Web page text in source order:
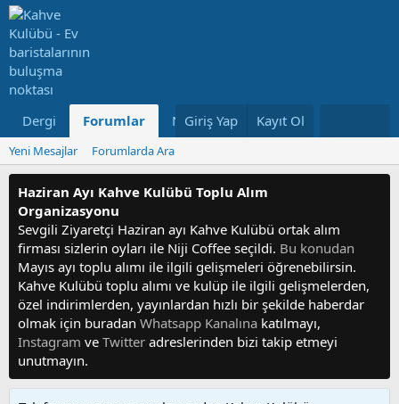
Dergi Forumlar Neler Yeni Kullanıcılar
Giriş Yap Kayıt Ol
Yeni Mesajlar Forumlarda Ara
Haziran Ayı Kahve Kulübü Toplu Alım
Organizasyonu
Sevgili Ziyaretçi Haziran ayı Kahve Kulübü ortak alım
firması sizlerin oyları ile Niji Coffee seçildi. Bu konudan
Mayıs ayı toplu alımı ile ilgili gelişmeleri öğrenebilirsin.
Kahve Kulübü toplu alımı ve kulüp ile ilgili gelişmelerden,
özel indirimlerden, yayınlardan hızlı bir şekilde haberdar
olmak için buradan Whatsapp Kanalına katılmayı,
Instagram ve Twitter adreslerinden bizi takip etmeyi
unutmayın.